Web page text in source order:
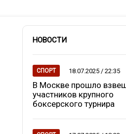
НОВОСТИ
СПОРТ 18.07.2025 / 22:35
В Москве прошло
участников крупного
боксерского турнира